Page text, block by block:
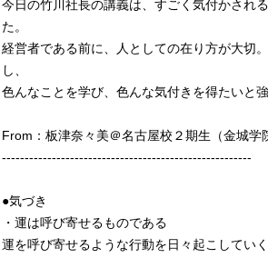
今日の竹川社長の講義は、すごく気付かされ
た。
経営者である前に、人としての在り方が大切
し、
色んなことを学び、色んな気付きを得たいと強
From：板津奈々美＠名古屋校２期生（金城学
-------------------------------------------------------
●気づき
・運は呼び寄せるものである
運を呼び寄せるような行動を日々起こしてい